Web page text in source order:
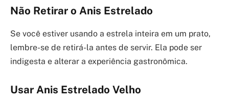
Não Retirar o Anis Estrelado
Se você estiver usando a estrela inteira em um prato,
lembre-se de retirá-la antes de servir. Ela pode ser
indigesta e alterar a experiência gastronômica.
Usar Anis Estrelado Velho